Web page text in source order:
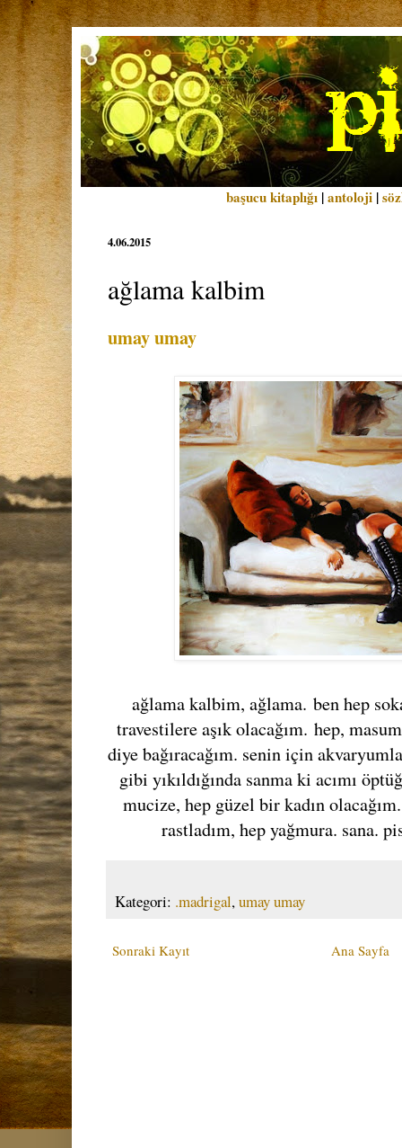
başucu kitaplığı |antoloji |
4.06.2015
ağlama kalbim
umay umay
ağlama kalbim, ağlama.ben hep
travestilere aşık olacağım.hep,
diye bağıracağım. senin için
gibi yıkıldığında sanma ki acımı
mucize, hep güzel bir kadın
rastladım, hep yağmura. sana.
Kategori: .madrigal,umay umay
Sonraki Kayıt Ana Sayfa